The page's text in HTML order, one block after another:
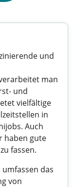
und
man
und
vielfältige
in
Auch
haben gute
fassen.
das
von